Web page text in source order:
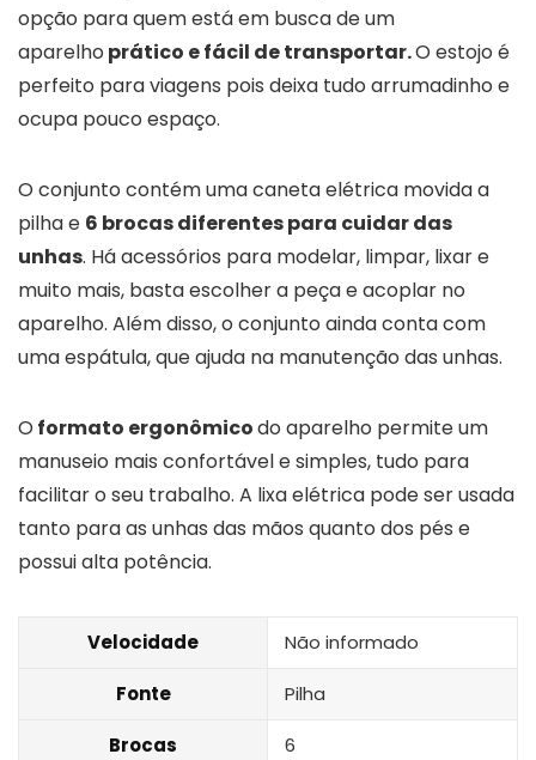
opção para quem está em busca de um
aparelho prático e fácil de transportar.O estojo é
perfeito para viagens pois deixa tudo arrumadinho e
ocupa pouco espaço.
O conjunto contém uma caneta elétrica movida a
pilha e 6 brocas diferentes para cuidar das
unhas. Há acessórios para modelar, limpar, lixar e
muito mais, basta escolher a peça e acoplar no
aparelho. Além disso, o conjunto ainda conta com
uma espátula, que ajuda na manutenção das unhas.
O formato ergonômicodo aparelho permite um
manuseio mais confortável e simples, tudo para
facilitar o seu trabalho. A lixa elétrica pode ser usada
tanto para as unhas das mãos quanto dos pés e
possui alta potência.
Velocidade Não informado
Fonte Pilha
Brocas 6